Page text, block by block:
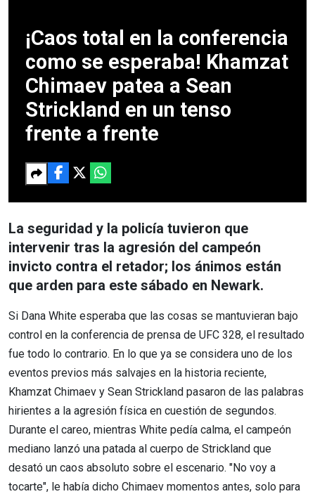
¡Caos total en la conferencia
como se esperaba! Khamzat
Chimaev patea a Sean
Strickland en un tenso
frente a frente
La seguridad y la policía tuvieron que
intervenir tras la agresión del campeón
invicto contra el retador; los ánimos están
que arden para este sábado en Newark.
Si Dana White esperaba que las cosas se mantuvieran bajo
control en la conferencia de prensa de UFC 328, el resultado
fue todo lo contrario. En lo que ya se considera uno de los
eventos previos más salvajes en la historia reciente,
Khamzat Chimaev y Sean Strickland pasaron de las palabras
hirientes a la agresión física en cuestión de segundos.
Durante el careo, mientras White pedía calma, el campeón
mediano lanzó una patada al cuerpo de Strickland que
desató un caos absoluto sobre el escenario. "No voy a
tocarte", le había dicho Chimaev momentos antes, solo para